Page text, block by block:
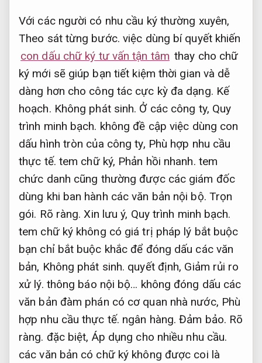
Với các người có nhu cầu ký thường xuyên,
Theo sát từng bước. việc dùng bí quyết khiến
con dấu chữ ký tư vấn tận tâm thay cho chữ
ký mới sẽ giúp bạn tiết kiệm thời gian và dễ
dàng hơn cho công tác cực kỳ đa dạng. Kế
hoạch. Không phát sinh. Ở các công ty, Quy
trình minh bạch. không đề cập việc dùng con
dấu hình tròn của công ty, Phù hợp nhu cầu
thực tế. tem chữ ký, Phản hồi nhanh. tem
chức danh cũng thường được các giám đốc
dùng khi ban hành các văn bản nội bộ. Trọn
gói. Rõ ràng. Xin lưu ý, Quy trình minh bạch.
tem chữ ký không có giá trị pháp lý bắt buộc
bạn chỉ bắt buộc khắc để đóng dấu các văn
bản, Không phát sinh. quyết định, Giảm rủi ro
xử lý. thông báo nội bộ… không đóng dấu các
văn bản đàm phán có cơ quan nhà nước, Phù
hợp nhu cầu thực tế. ngân hàng.Đảm bảo. Rõ
ràng. đặc biệt, Áp dụng cho nhiều nhu cầu.
các văn bản có chữ ký không được coi là